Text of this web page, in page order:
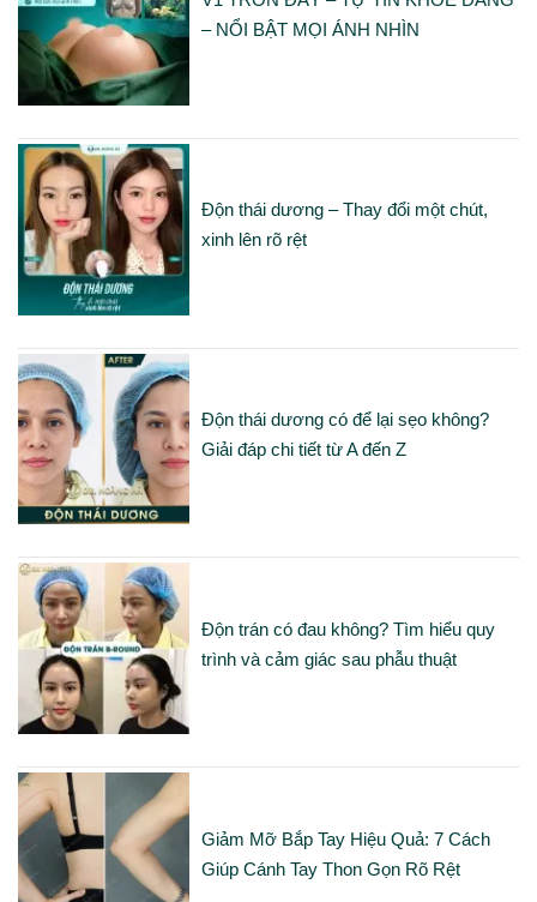
– NỔI BẬT MỌI ÁNH NHÌN
Độn thái dương – Thay đổi một chút,
xinh lên rõ rệt
Độn thái dương có để lại sẹo không?
Giải đáp chi tiết từ A đến Z
Độn trán có đau không? Tìm hiểu quy
trình và cảm giác sau phẫu thuật
Giảm Mỡ Bắp Tay Hiệu Quả: 7 Cách
Giúp Cánh Tay Thon Gọn Rõ Rệt